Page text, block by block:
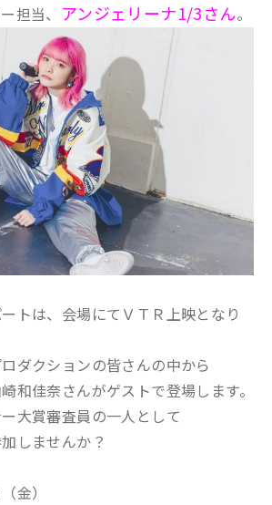
担当、 アンジェリーナ1/3さん。
トは、会場にてＶＴＲ上映となり
ダクションの皆さんの中から
和佳奈さんがゲストで登場します。
大賞審査員の一人として
しませんか？
金）